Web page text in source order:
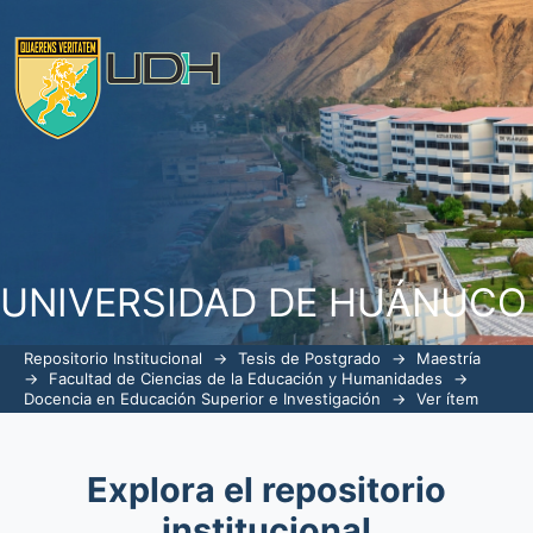
UNIVERSIDAD DE HUÁNUCO
VALORACIÓN ANATÓMICA Y
EDUCACIÓN FÍSICA EN LOS
PRIMARIA DE LA INSTITUCIÓN
HUÁNUCO, 2017
Repositorio Institucional → Tesis de Postgrado →
Maestría
→
Facultad de Ciencias de la Educación y Humanidades
→
Docencia en Educación Superior e Investigación
→ Ver ítem
Explora el repositorio